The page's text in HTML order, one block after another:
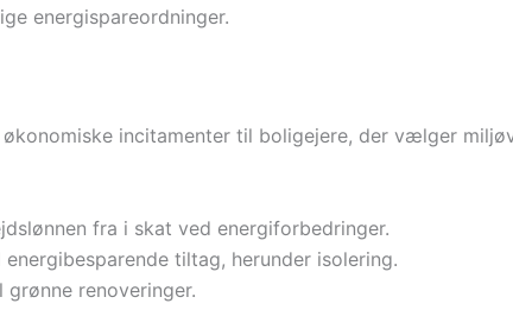
energispareordninger.
incitamenter til boligejere, der vælger
fra i skat ved energiforbedringer.
tiltag, herunder isolering.
renoveringer.